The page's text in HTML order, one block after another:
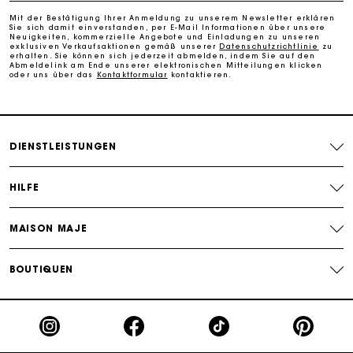
Kostenlose Lieferung innerhalb von 2-3 Tagen
PayPal - Bezahlung nach 30 Tagen
Mit der Bestätigung Ihrer Anmeldung zu unserem Newsletter erklären
Sie sich damit einverstanden, per E-Mail Informationen über unsere
Neuigkeiten, kommerzielle Angebote und Einladungen zu unseren
exklusiven Verkaufsaktionen gemäß unserer Datenschutzrichtlinie
zu
erhalten. Sie können sich jederzeit abmelden, indem Sie auf den
Abmeldelink am Ende unserer elektronischen Mitteilungen klicken
oder uns über das
Kontaktformular kontaktieren.
DIENSTLEISTUNGEN
HILFE
MAISON MAJE
BOUTIQUEN